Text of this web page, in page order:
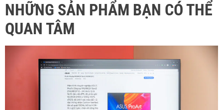
NHỮNG SẢN PHẨM BẠN CÓ THỂ
QUAN TÂM